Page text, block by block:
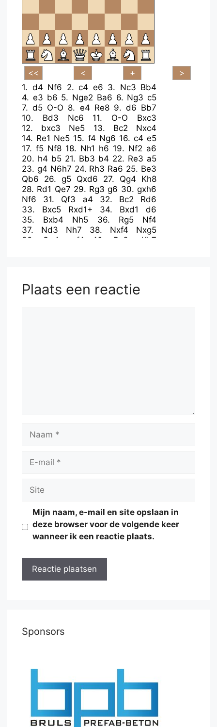
1. d4 Nf6 2. c4 e6 3. Nc3 Bb4
4. e3 b6 5. Nge2 Ba6 6. Ng3 c5
7.d5 O-O 8. e4 Re8 9. d6 Bb7
10. Bd3 Nc6 11. O-O
Bxc3
12. bxc3 Ne5 13. Bc2
Nxc4
14. Re1 Ne5 15. f4 Ng6 16. c4 e5
17. f5 Nf8 18. Nh1 h6 19. Nf2 a6
20. h4 b5 21. Bb3 b4 22. Re3 a5
23. g4 N6h7 24. Rh3 Ra6 25. Be3
Qb6
26. g5 Qxd6 27. Qg4
Kh8
28. Rd1 Qe7 29. Rg3 g6 30.gxh6
Nf6
31. Qf3 a4 32. Bc2
Rd6
33. Bxc5 Rxd1+ 34. Bxd1
d6
35. Bxb4 Nh5 36. Rg5
Nf4
37. Nd3 Nh7 38. Nxf4
Nxg5
39.
Qg4 exf4 40. Bc3+
Kh7
Plaats een reactie
Naam
Site
Mijn naam, e-mail en site opslaan in
deze browser voor de volgende keer
wanneer ik een reactie plaats.
Sponsors